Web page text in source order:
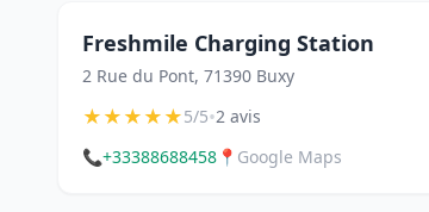
Freshmile Charging Station
2 Rue du Pont, 71390 Buxy
★★★★★5/5•2 avis
📞+33388688458 📍 Google Maps